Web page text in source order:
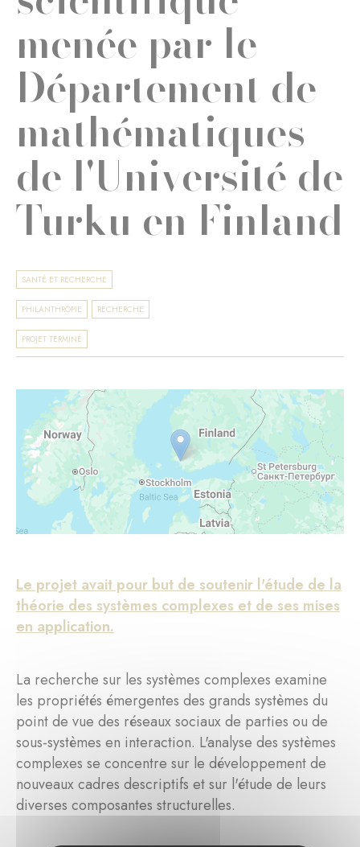
menée par le
Département de
mathématiques
de l'Université de
Turku en Finland
SANTÉ ET RECHERCHE
PHILANTHROPIE RECHERCHE
PROJET TERMINÉ
Le projet avait pour but de soutenir l'étude de la
théorie des systèmes complexes et de ses mises
en application.
La recherche sur les systèmes complexes examine
les propriétés émergentes des grands systèmes du
point de vue des réseaux sociaux de parties ou de
sous-systèmes en interaction. L'analyse des systèmes
complexes se concentre sur le développement de
nouveaux cadres descriptifs et sur l'étude de leurs
diverses composantes structurelles.